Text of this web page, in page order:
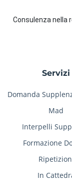
Consulenza nella
Servizi
Domanda
Mad
Interpelli
Formazione
In